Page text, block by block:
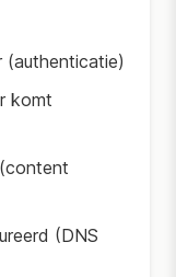
(authenticatie)
komt
(DNS